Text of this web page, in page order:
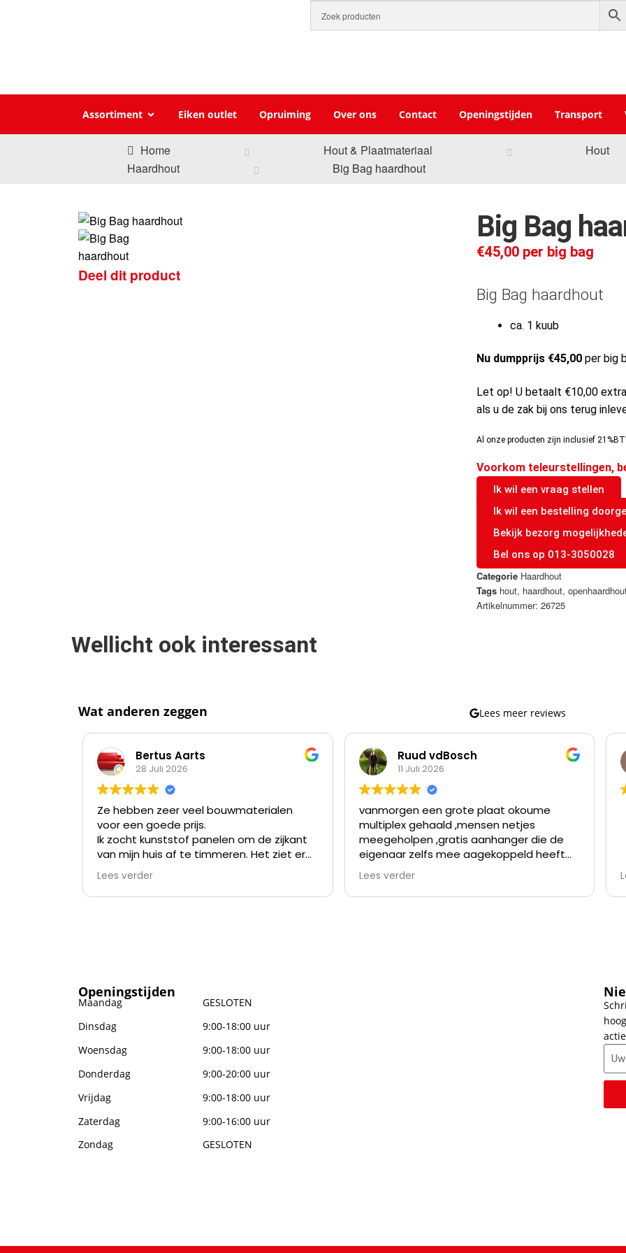
Assortiment Eiken outlet Opruiming Over ons Contact Openingstijden Transport
Home Hout & Plaatmateriaal
Hout
Haardhout
Big Bag haardhout
Deel dit product
Big Bag
€45,00 per big bag
Big Bag haardhout
ca. 1 kuub
Nu dumpprijs €45,00 per big
Let op! U betaalt €10,00
als u de zak bij ons terug
Al onze producten zijn inclusief
Voorkom teleurstellingen,
Ik wil een vraag stellen
Ik wil een bestelling
Bekijk bezorg
Bel ons op 013-3050028
Categorie Haardhout
Tags hout, haardhout,
Artikelnummer: 26725
Wellicht ook interessant
Wat anderen zeggen Lees meer reviews
Bertus Aarts
28 Juli 2026
Ze hebben zeer veel bouwmaterialen
voor een goede prijs.
Ik zocht kunststof panelen om de zijkant
van mijn huis af te timmeren. Het ziet er
nu niet meer uit na meer dan 35 jaar en
verven kost me meer tijd dan alles er af
slopen en die kunststof panelen er op
Lees verder
Ruud vdBosch
11 Juli 2026
vanmorgen een grote plaat okoume
multiplex gehaald ,mensen netjes
meegeholpen ,gratis aanhanger die de
eigenaar zelfs mee aagekoppeld heeft
omdat de verloopstekker niet paste
nette prijzen en topservice ,ben er al
meer geweest en kom er vaker
Lees verder
Openingstijden
Maandag
GESLOTEN
Dinsdag
9:00-18:00 uur
Woensdag
9:00-18:00 uur
Donderdag
9:00-20:00 uur
Vrijdag
9:00-18:00 uur
Zaterdag
9:00-16:00 uur
Zondag
GESLOTEN